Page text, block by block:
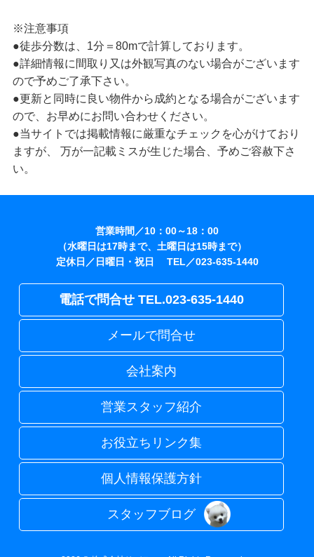
※注意事項
●徒歩分数は、1分＝80mで計算しております。
●詳細情報に間取り又は外観写真のない場合がございます
ので予めご了承下さい。
●更新と同時に良い物件から成約となる場合がございます
ので、お早めにお問い合わせください。
●当サイトでは掲載情報に厳重なチェックを心がけており
ますが、 万が一記載ミスが生じた場合、予めご容赦下さ
い。